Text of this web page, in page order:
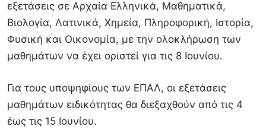
εξετάσεις σε Αρχαία Ελληνικά, Μαθηματικά,
Βιολογία, Λατινικά, Χημεία, Πληροφορική, Ιστορία,
Φυσική και Οικονομία, με την ολοκλήρωση των
μαθημάτων να έχει οριστεί για τις 8 Ιουνίου.
Για τους υποψηφίους των ΕΠΑΛ, οι εξετάσεις
μαθημάτων ειδικότητας θα διεξαχθούν από τις 4
έως τις 15 Ιουνίου.